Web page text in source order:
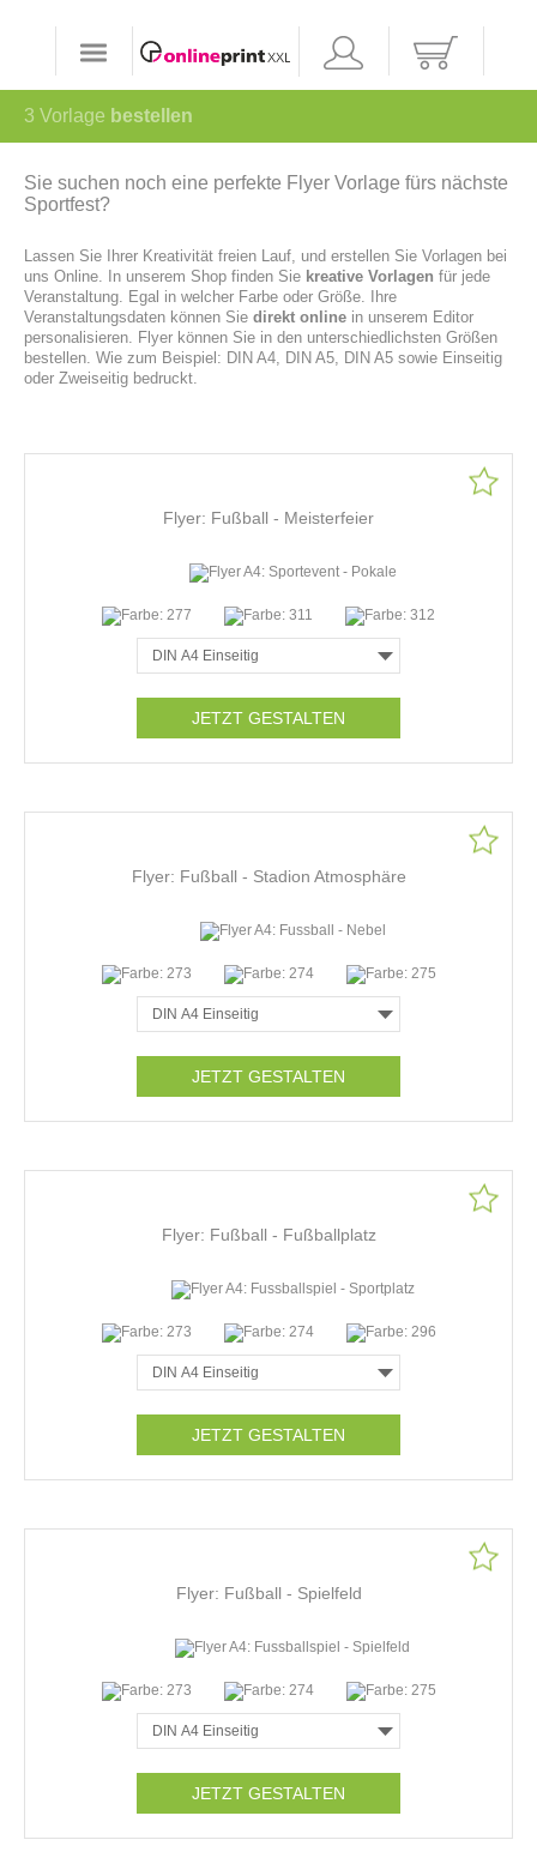
3 Vorlage bestellen
Sie suchen noch eine perfekte Flyer Vorlage fürs nächste
Sportfest?
Lassen Sie Ihrer Kreativität freien Lauf, und erstellen Sie Vorlagen bei
uns Online. In unserem Shop finden Sie kreative Vorlagen für jede
Veranstaltung. Egal in welcher Farbe oder Größe. Ihre
Veranstaltungsdaten können Sie direkt online in unserem Editor
personalisieren. Flyer können Sie in den unterschiedlichsten Größen
bestellen. Wie zum Beispiel: DIN A4, DIN A5, DIN A5 sowie Einseitig
oder Zweiseitig bedruckt.
Flyer: Fußball - Meisterfeier
JETZT GESTALTEN
Flyer: Fußball - Stadion Atmosphäre
JETZT GESTALTEN
Flyer: Fußball - Fußballplatz
JETZT GESTALTEN
Flyer: Fußball - Spielfeld
JETZT GESTALTEN